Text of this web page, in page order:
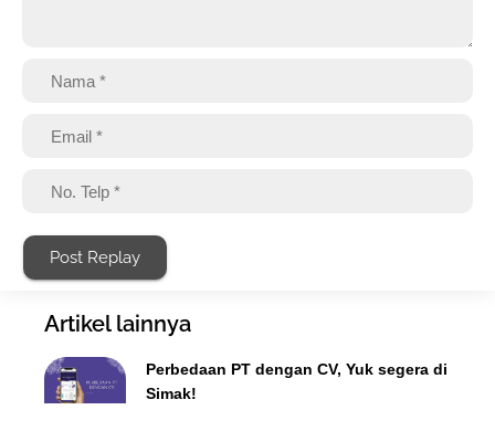
Post Replay
Artikel lainnya
Perbedaan PT dengan CV, Yuk segera di
Simak!